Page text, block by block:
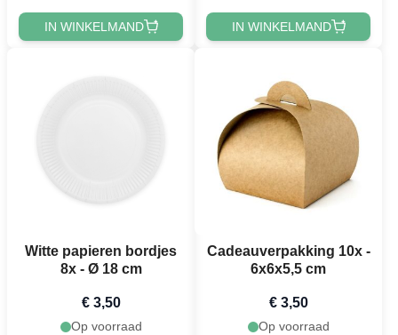
IN WINKELMAND IN WINKELMAND
Witte papieren bordjes
8x - Ø 18 cm
€ 3,50
Op voorraad
Cadeauverpakking 10x -
6x6x5,5 cm
€ 3,50
Op voorraad